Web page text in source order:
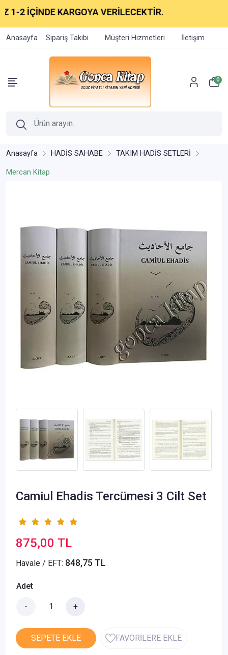
İÇİNDE KARGOYA VERİLECEKTİR.
Anasayfa Sipariş Takibi Müşteri Hizmetleri İletişim
0
Anasayfa HADİS SAHABE TAKIM HADİS SETLERİ
Mercan Kitap
Camiul Ehadis Tercümesi 3 Cilt Set
875,00 TL
Havale / EFT: 848,75 TL
Adet
- +
SEPETE EKLE FAVORİLERE EKLE